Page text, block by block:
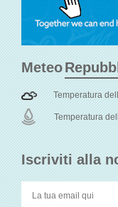
Iscriviti alla
Meteo
Temperatura
Temperatura